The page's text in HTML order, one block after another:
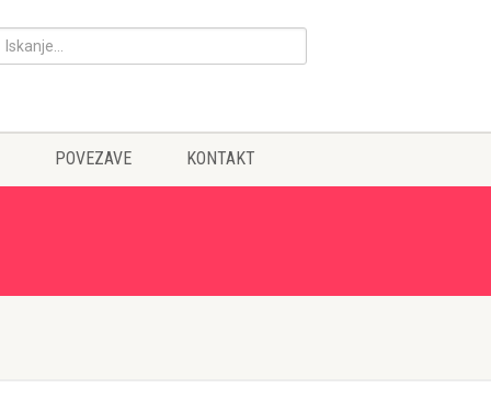
POVEZAVE KONTAKT